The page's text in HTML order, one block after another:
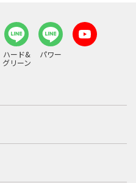
ハード&
グリーン
パワー